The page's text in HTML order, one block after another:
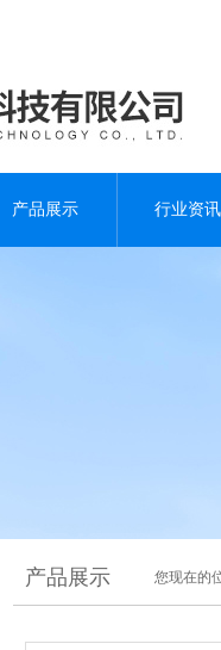
产品展示 行业资讯
产品展示 您现在的